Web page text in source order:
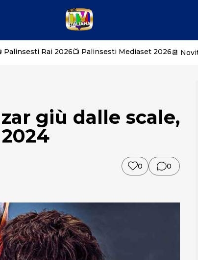
Palinsesti Rai 2026📺 Palinsesti Mediaset 2026📆
giù dalle scale,
0 0